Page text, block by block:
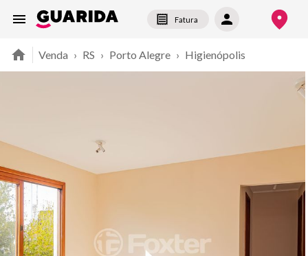
Fatura
Venda › RS › Porto Alegre › Higienópolis